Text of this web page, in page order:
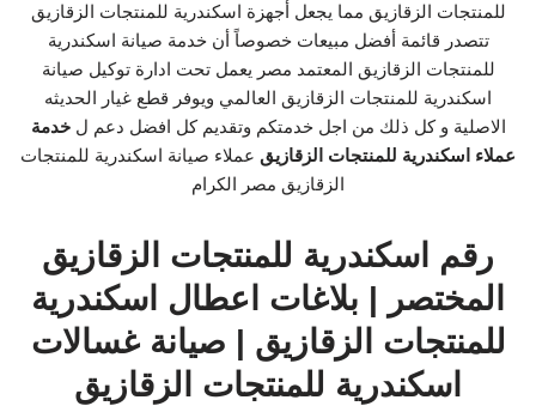
للمنتجات الزقازيق مما يجعل أجهزة اسكندرية للمنتجات الزقازيق
تتصدر قائمة أفضل مبيعات خصوصاً أن خدمة صيانة اسكندرية
للمنتجات الزقازيق المعتمد مصر يعمل تحت ادارة توكيل صيانة
اسكندرية للمنتجات الزقازيق العالمي ويوفر قطع غيار الحديثه
الاصلية و كل ذلك من اجل خدمتكم وتقديم كل افضل دعم لخدمة
عملاء اسكندرية للمنتجات الزقازيق عملاء صيانة اسكندرية للمنتجات
الزقازيق مصر الكرام
رقم اسكندرية للمنتجات الزقازيق
المختصر | بلاغات اعطال اسكندرية
للمنتجات الزقازيق | صيانة غسالات
اسكندرية للمنتجات الزقازيق